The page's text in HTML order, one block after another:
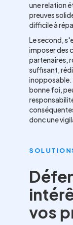
une relation
preuves
difficile à
Le second,
imposer des
partenaires,
suffisant,
inopposable.
bonne foi,
donc une
vos